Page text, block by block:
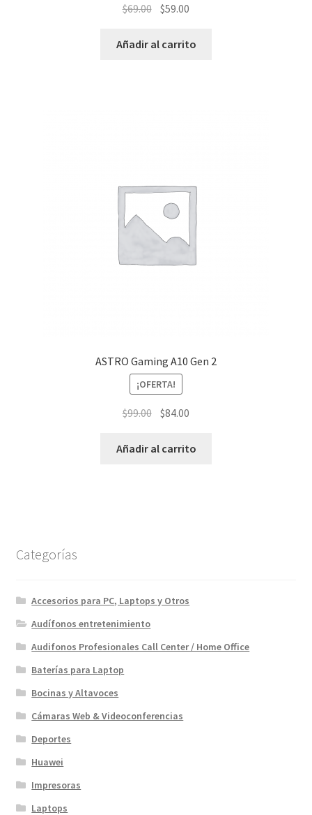
$69.00 El
original
$59.00
actual
Añadir al carrito
ASTRO Gaming A10 Gen 2
¡OFERTA!
$99.00 El
original
$84.00
actual
Añadir al carrito
Categorías
Accesorios para PC, Laptops y Otros
Audífonos entretenimiento
Audifonos Profesionales Call Center / Home Office
Baterías para Laptop
Bocinas y Altavoces
Cámaras Web & Videoconferencias
Deportes
Huawei
Impresoras
Laptops